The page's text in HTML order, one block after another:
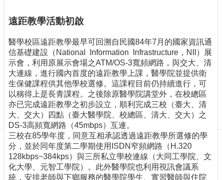
閱/
消
網
站
導
覽
最
新
消
息
關
於
我
遠距教學活動初啟
醫學校區遠距教學最早可回溯自民國84年7月的國家資訊通
信基礎建設（National Information Infrastructure，NII）展
示會，利用原展示會場之ATM/OS-3寬頻網路，與交大、清
大連線，進行國內首度的遠距教學上課，醫學院並提供衛
生保健課程供其他學校選修。這課程目前仍持續進行，可
以稱得上是長青課程。之後除原醫學院講堂外，在校總區
亦已完成遠距教學之初步設立，順利完成三校（臺大、清
大、交大）四點（臺大醫學院、校總區、清大、交大）之
DS-3高頻寬網路（45mbps）互連。
三校在85學年度，同意互相承認透過遠距教學所選修的學
分，並於同年度第二學期使用ISDN窄頻網路（H.320
128kbps~384kps）與三所私立學校連線（大同工學院、文
化大學、元智工學院）。此外醫學院也利用視訊會議系
統，安排老師與下鄉服務的醫學院學生、實習醫師與住院